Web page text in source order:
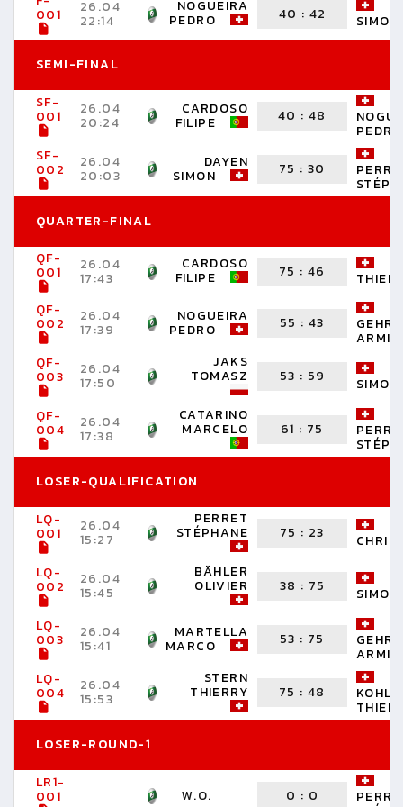
001 26.04
22:14
NOGUEIRA
PEDRO 40 : 42
SIMON
SEMI-FINAL
SF-
001 26.04
20:24
CARDOSO
FILIPE 40 :48
PEDRO
SF-
002 26.04
20:03
DAYEN
SIMON 75 :30
QUARTER-FINAL
QF-
001 26.04
17:43
CARDOSO
FILIPE 75 :46
QF-
002 26.04
17:39
NOGUEIRA
PEDRO 55 :43
ARMIN
QF-
003 26.04
17:50
JAKS
TOMASZ 53 : 59
SIMON
QF-
004 26.04
17:38
CATARINO
MARCELO 61 : 75
LOSER-QUALIFICATION
LQ-
001 26.04
15:27
PERRET
STÉPHANE 75 : 23
LQ-
002 26.04
15:45
BÄHLER
OLIVIER 38 : 75
SIMON
LQ-
003 26.04
15:41
MARTELLA
MARCO 53 : 75
ARMIN
LQ-
004 26.04
15:53
STERN
THIERRY 75 :48
LOSER-ROUND-1
LR1-
001 W.O. 0 : 0